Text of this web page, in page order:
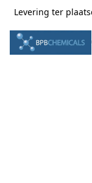
Levering ter